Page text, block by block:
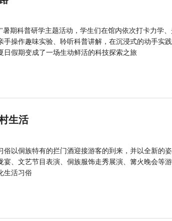
期科普研学主题活动，学生们在馆内依次打卡力学
手操作趣味实验、聆听科普讲解，在沉浸式的动手实
日假期变成了一场生动鲜活的科技探索之旅
生活
俗以侗族特有的拦门酒迎接游客的到来，并以全新的
宴、文艺节目表演、侗族服饰走秀展演、篝火晚会等
生活习俗